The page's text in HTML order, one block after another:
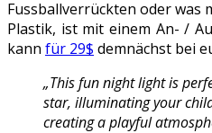
Fussballverrückten oder was
Plastik, ist mit einem An- /
kann für 29$ demnächst bei
„This fun night light is
star, illuminating your
creating a playful